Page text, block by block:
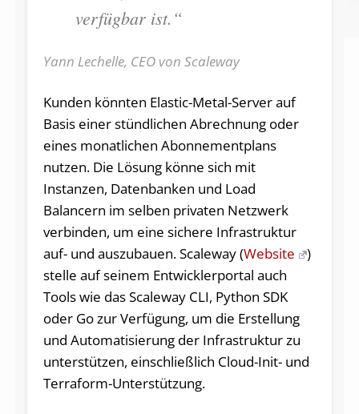
verfügbar ist.“
Yann Lechelle, CEO von Scaleway
Kunden könnten Elastic-Metal-Server auf
Basis einer stündlichen Abrechnung oder
eines monatlichen Abonnementplans
nutzen. Die Lösung könne sich mit
Instanzen, Datenbanken und Load
Balancern im selben privaten Netzwerk
verbinden, um eine sichere Infrastruktur
auf- und auszubauen. Scaleway (Website
)
stelle auf seinem Entwicklerportal auch
Tools wie das Scaleway CLI, Python SDK
oder Go zur Verfügung, um die Erstellung
und Automatisierung der Infrastruktur zu
unterstützen, einschließlich Cloud-Init- und
Terraform-Unterstützung.